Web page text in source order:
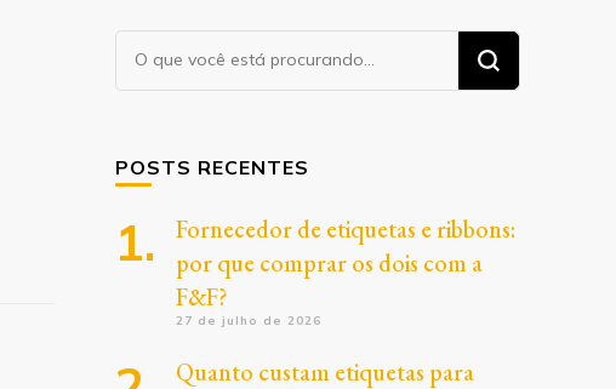
Procurando
algo?
POSTS RECENTES
Fornecedor de etiquetas e ribbons:
por que comprar os dois com a
F&F?
27 de julho de 2026
Quanto custam etiquetas para